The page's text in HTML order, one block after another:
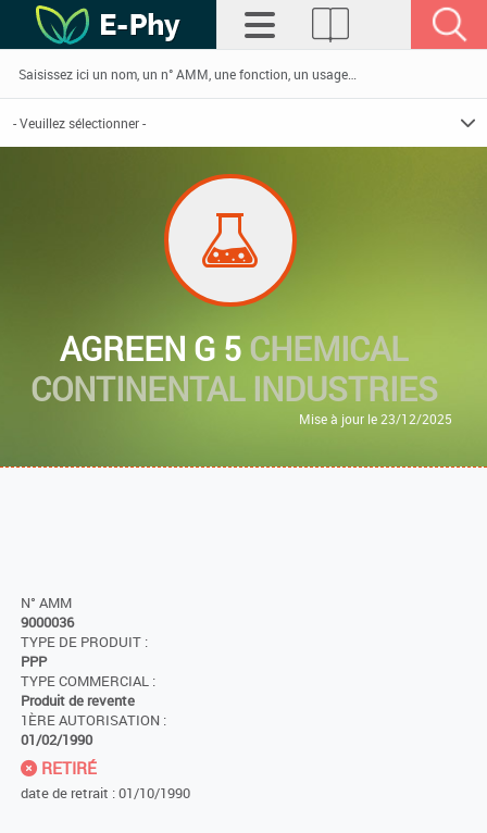
AGREEN G 5CHEMICAL
CONTINENTAL INDUSTRIES
Mise à jour le 23/12/2025
N° AMM
9000036
TYPE DE PRODUIT :
PPP
TYPE COMMERCIAL :
Produit de revente
1ÈRE AUTORISATION :
01/02/1990
RETIRÉ
date de retrait : 01/10/1990